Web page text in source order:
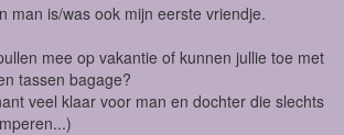
man is/was ook mijn eerste vriendje.
mee op vakantie of kunnen jullie toe met
tassen bagage?
veel klaar voor man en dochter die slechts